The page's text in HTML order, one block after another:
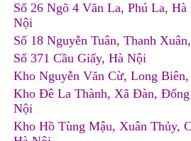
Số 26 Ngõ 4 Văn La, Phú La,
Nội
Số 18 Nguyễn Tuân, Thanh
Số 371 Cầu Giấy, Hà Nội
Kho Nguyễn Văn Cừ, Long
Kho Đê La Thành, Xã Đàn,
Nội
Kho Hồ Tùng Mậu, Xuân Thủy,